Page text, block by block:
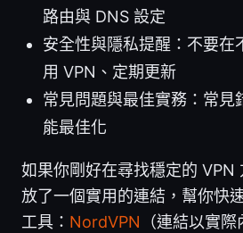
路由與 DNS 設定
安全性與隱私提醒：不要在
用 VPN、定期更新
常見問題與最佳實務：常見
能最佳化
如果你剛好在尋找穩定的 VPN
放了一個實用的連結，幫你快
工具： NordVPN （連結以實